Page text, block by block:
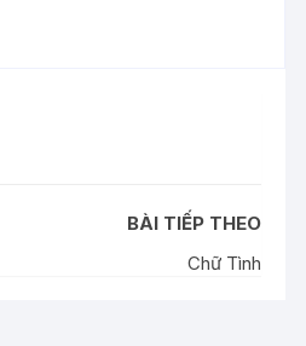
BÀI TIẾP THEO
Chữ Tình